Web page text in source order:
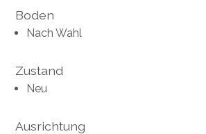
Boden
Nach Wahl
Zustand
Neu
Ausrichtung